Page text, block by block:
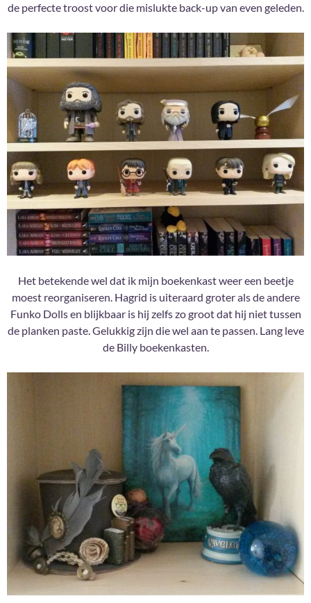
de perfecte troost voor die mislukte back-up van even geleden.
Het betekende wel dat ik mijn boekenkast weer een beetje
moest reorganiseren. Hagrid is uiteraard groter als de andere
Funko Dolls en blijkbaar is hij zelfs zo groot dat hij niet tussen
de planken paste. Gelukkig zijn die wel aan te passen. Lang leve
de Billy boekenkasten.